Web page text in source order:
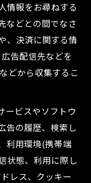
情報をお尋ねする
などとの間でなさ
、決済に関する情
告配信先などを
どから収集するこ
ービスやソフトウ
告の履歴、検索し
利用環境(携帯端
状態、利用に際し
レス、クッキー